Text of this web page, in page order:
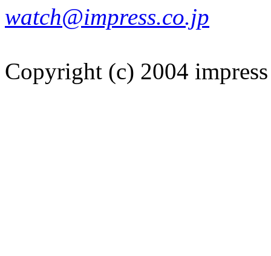
watch@impress.co.jp
Copyright (c) 2004